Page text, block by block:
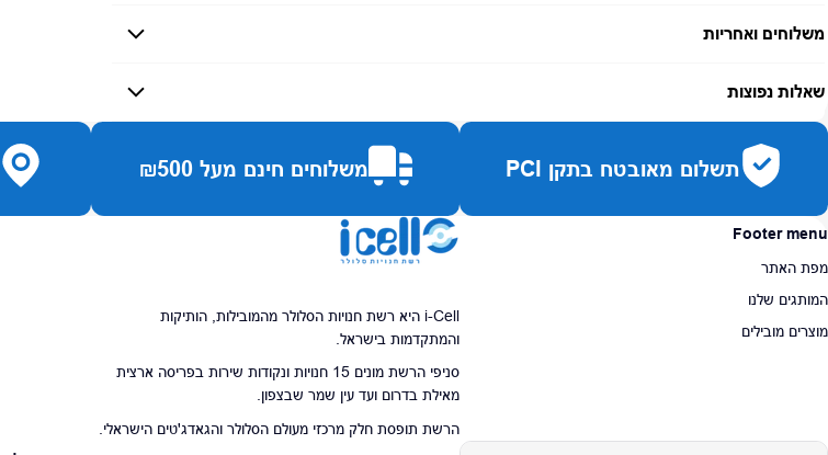
משלוחים ואחריות
זמן אספקה: עד 7 ימי עסקים
שאלות נפוצות
כמה זמן משלוח?
האם ניתן לחלק תשלומים?כן, עד 10 תשלומים ללא ריבית.
תשלום מאובטח בתקן PCI משלוחים חינם מעל ₪500
Footer menu
מפת האתר
המותגים שלנו
מוצרים מובילים
i-Cell היא רשת חנויות הסלולר מהמובילות, הותיקות
והמתקדמות בישראל.
סניפי הרשת מונים 15 חנויות ונקודות שירות בפריסה ארצית
מאילת בדרום ועד עין שמר שבצפון.
הרשת תופסת חלק מרכזי מעולם הסלולר והגאדג'טים הישראלי.